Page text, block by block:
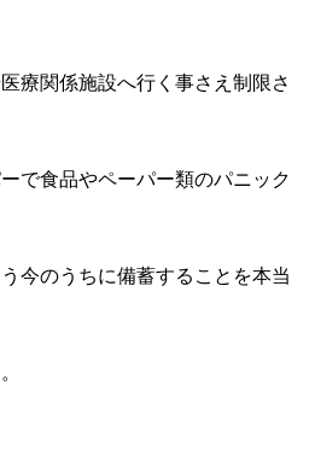
療関係施設へ行く事さえ制限さ
で食品やペーパー類のパニック
今のうちに備蓄することを本当